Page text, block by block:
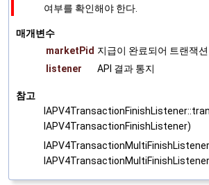
여부를 확인해야 한다.
매개변수
marketPid 지급이 완료되어 트랜잭
listener
API 결과 통지
참고
IAPV4TransactionFinishListener)